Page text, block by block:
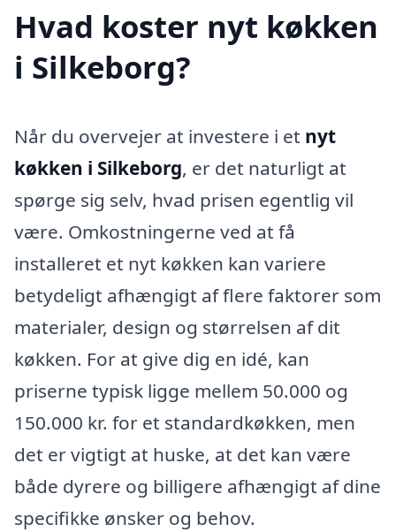
Hvad koster nyt køkken
i Silkeborg?
Når du overvejer at investere i et nyt
køkken i Silkeborg, er det naturligt at
spørge sig selv, hvad prisen egentlig vil
være. Omkostningerne ved at få
installeret et nyt køkken kan variere
betydeligt afhængigt af flere faktorer som
materialer, design og størrelsen af dit
køkken. For at give dig en idé, kan
priserne typisk ligge mellem 50.000 og
150.000 kr. for et standardkøkken, men
det er vigtigt at huske, at det kan være
både dyrere og billigere afhængigt af dine
specifikke ønsker og behov.